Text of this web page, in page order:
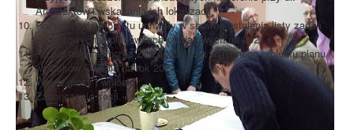
Architektów i wskazania ich lokalizacji.
Rozpatrzenie projektu uchwały w sprawie ustalenia listy zadań
remontowych w placówkach oświatowych na 2021 r.
Przedstawienie przez Zarząd Osiedla wstępnego projektu planu
wydatków Osiedla na rok 2021.
Wolne głosy i wnioski.
Zakończenie sesji.